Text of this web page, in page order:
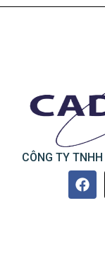
CÔNG TY